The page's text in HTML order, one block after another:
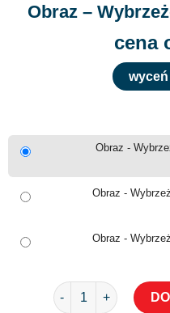
Obraz –
cena
Obraz -
Obraz -
Obraz -
ilość Obraz -